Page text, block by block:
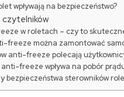
wpływają na bezpieczeństwo?
czytelników
w roletach – czy to
freeze można zamontować
anti-freeze polecają
freeze wpływa na pobór
bezpieczeństwa sterowników